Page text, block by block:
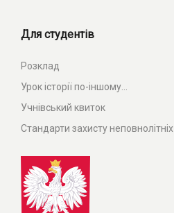
Для студентів
Розклад
Урок історії по-іншому...
Учнівський квиток
Стандарти захисту неповнолітніх